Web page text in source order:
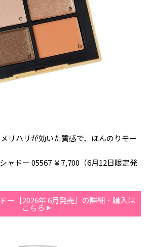
リハリが効いた質感で、ほんのりモー
ャドー 05567 ￥7,700（6月12日限定発
ー［2026年 6月発売］の詳細・購入は
こちら